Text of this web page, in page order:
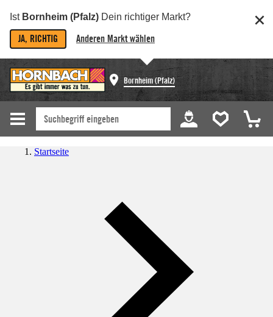
Ist Bornheim (Pfalz) Dein richtiger Markt?
JA, RICHTIG Anderen Markt wählen
Bornheim (Pfalz)
Startseite